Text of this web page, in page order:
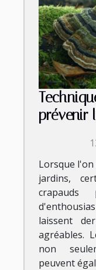
prévenir
Lorsque l'on
jardins,
crapauds
laissent
agréables.
non
peuvent